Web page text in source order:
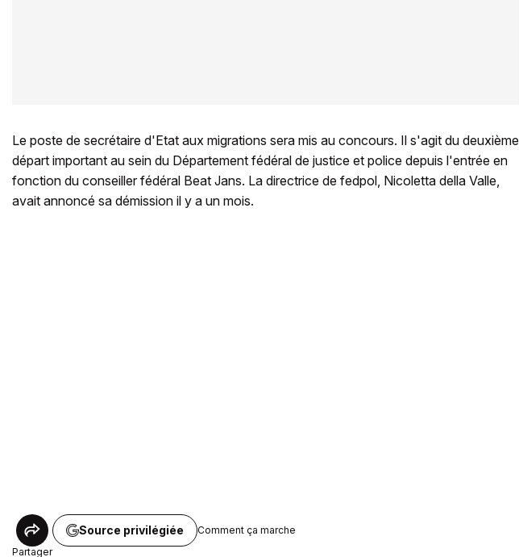
Le poste de secrétaire d'Etat aux migrations sera mis au concours. Il s'agit du deuxième
départ important au sein du Département fédéral de justice et police depuis l'entrée en
fonction du conseiller fédéral Beat Jans. La directrice de fedpol, Nicoletta della Valle,
avait annoncé sa démission il y a un mois.
Partager
Source privilégiée Comment ça marche